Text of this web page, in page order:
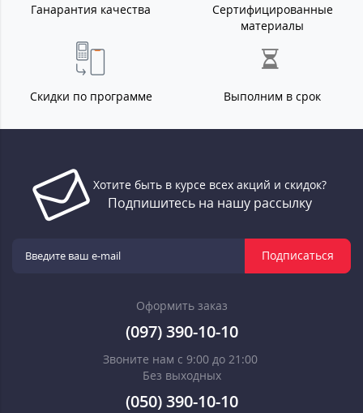
Ганарантия качества
Сертифицированные
материалы
Скидки по программе Выполним в срок
Хотите быть в курсе всех акций и скидок?
Подпишитесь на нашу рассылку
Подписаться
Оформить заказ
(097) 390-10-10
Звоните нам с 9:00 до 21:00
Без выходных
(050) 390-10-10